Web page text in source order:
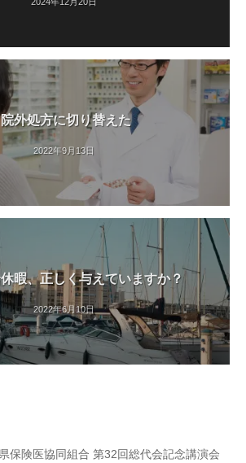
院外処方に切り替えた
2022年9月13日
暇、正しく与えていますか？
2022年6月10日
保険医協同組合 第32回総代会記念講演会